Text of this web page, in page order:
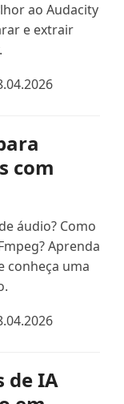
ao Audacity
e extrair
com
áudio? Como
Aprenda
conheça uma
de IA